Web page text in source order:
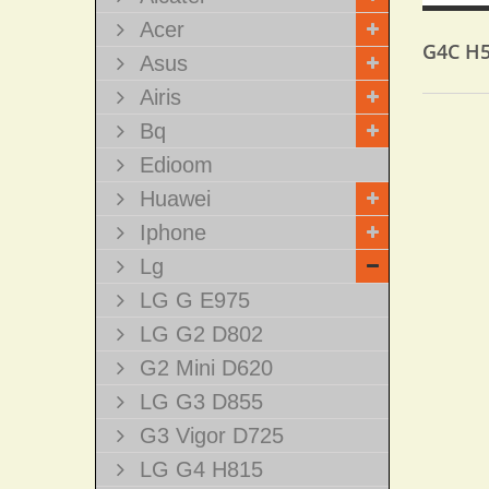
Acer
Asus
Airis
Bq
Edioom
Huawei
Iphone
Lg
LG G E975
LG G2 D802
G2 Mini D620
LG G3 D855
G3 Vigor D725
LG G4 H815
G4C